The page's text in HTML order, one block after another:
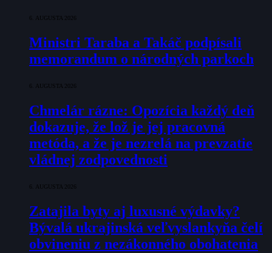
6. AUGUSTA 2026
Ministri Taraba a Takáč podpísali
memorandum o národných parkoch
6. AUGUSTA 2026
Chmelár rázne: Opozícia každý deň
dokazuje, že lož je jej pracovná
metóda, a že je nezrelá na prevzatie
vládnej zodpovednosti
6. AUGUSTA 2026
Zatajila byty aj luxusné výdavky?
Bývalá ukrajinská veľvyslankyňa čelí
obvineniu z nezákonného obohatenia